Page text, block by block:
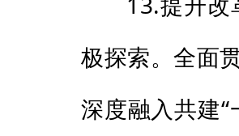
极探索。全面
深度融入共建